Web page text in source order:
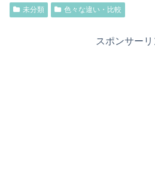
未分類 色々な違い・比較
スポンサーリ